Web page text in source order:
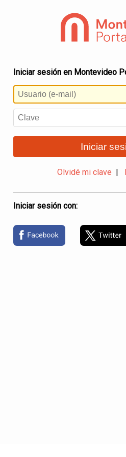
Iniciar sesión en Montevideo
Iniciar
Olvidé mi clave
Iniciar sesión con: